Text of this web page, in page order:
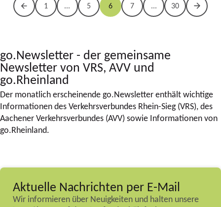
1 ... 5 6 7 ... 30
go.Newsletter - der gemeinsame
Newsletter von VRS, AVV und
go.Rheinland
Der monatlich erscheinende go.Newsletter enthält wichtige
Informationen des Verkehrsverbundes Rhein-Sieg (VRS), des
Aachener Verkehrsverbundes (AVV) sowie Informationen von
go.Rheinland.
Aktuelle Nachrichten per E-Mail
Wir informieren über Neuigkeiten und halten unsere